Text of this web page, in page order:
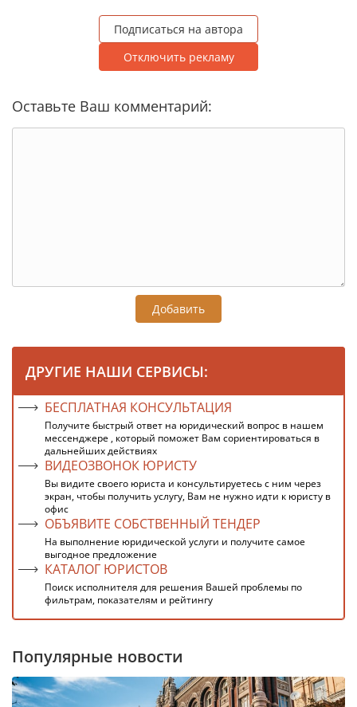
Подписаться на автора
Отключить рекламу
Оставьте Ваш комментарий:
Добавить
ДРУГИЕ НАШИ СЕРВИСЫ:
БЕСПЛАТНАЯ КОНСУЛЬТАЦИЯ
Получите быстрый ответ на юридический вопрос в нашем
мессенджере , который поможет Вам сориентироваться в
дальнейших действиях
ВИДЕОЗВОНОК ЮРИСТУ
Вы видите своего юриста и консультируетесь с ним через
экран, чтобы получить услугу, Вам не нужно идти к юристу в
офис
ОБЪЯВИТЕ СОБСТВЕННЫЙ ТЕНДЕР
На выполнение юридической услуги и получите самое
выгодное предложение
КАТАЛОГ ЮРИСТОВ
Поиск исполнителя для решения Вашей проблемы по
фильтрам, показателям и рейтингу
Популярные новости